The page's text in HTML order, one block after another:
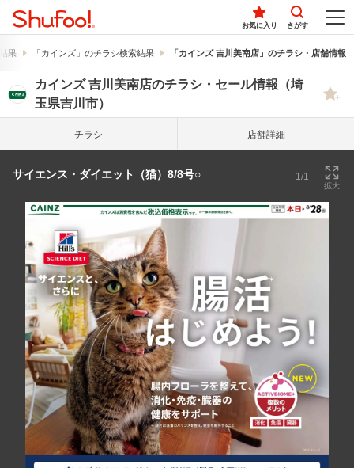
お気に入り さがす
果 「カインズ」のチラシ検索結果 「カインズ 吉川美南店」のチラシ・店舗情報
カインズ 吉川美南店のチラシ・セール情報（埼
玉県吉川市）
チラシ 店舗詳細
サイエンス・ダイエット（猫）8/8号○ 1/1
拡大